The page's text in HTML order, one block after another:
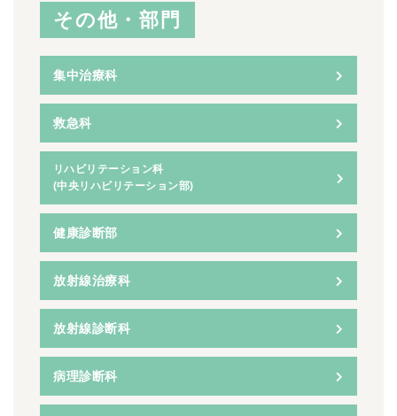
その他・部門
集中治療科
救急科
リハビリテーション科
(中央リハビリテーション部)
健康診断部
放射線治療科
放射線診断科
病理診断科